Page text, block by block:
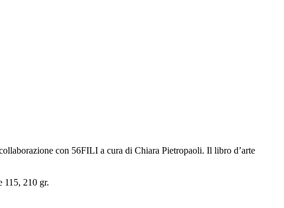
con 56FILI a cura di Chiara Pietropaoli. Il libro d’arte
115, 210 gr.